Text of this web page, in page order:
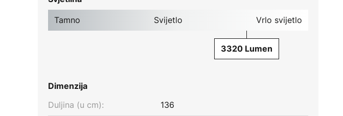
Tamno Svijetlo Vrlo svijetlo
3320 Lumen
Dimenzija
Duljina (u cm):
136